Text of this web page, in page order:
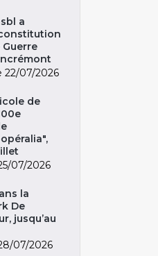
a
22/07/2026
de
07/2026
la
De
jusqu’au
07/2026